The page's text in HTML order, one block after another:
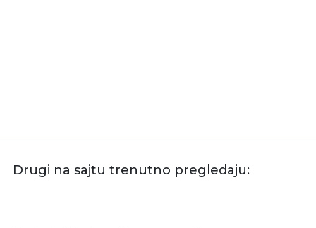
Drugi na sajtu trenutno pregledaju: